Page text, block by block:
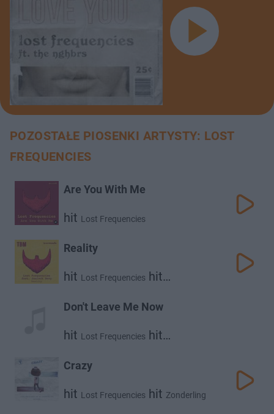
POZOSTAŁE PIOSENKI ARTYSTY: LOST
FREQUENCIES
Are You With Me
hit Lost Frequencies
Reality
hit Lost Frequencies hit
Don't Leave Me Now
hit Lost Frequencies hit
Crazy
hit Lost Frequencies hit Zonderling